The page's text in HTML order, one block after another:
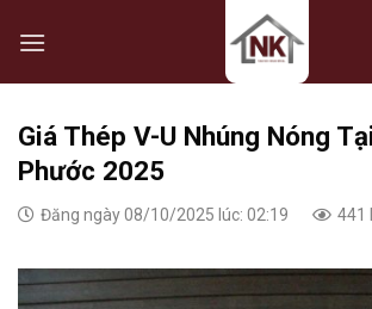
Giá Thép V-U Nhúng Nóng
Phước 2025
Đăng ngày 08/10/2025 lúc: 02:19 441